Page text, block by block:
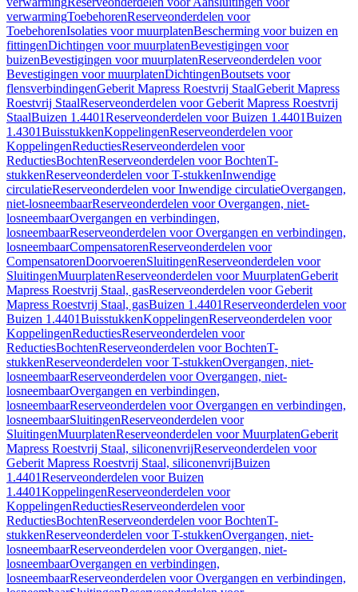
verwarmingToebehorenReserveonderdelen voor
ToebehorenIsolaties voor muurplatenBescherming voor buizen en
fittingenDichtingen voor muurplatenBevestigingen voor
buizenBevestigingen voor muurplatenReserveonderdelen voor
Bevestigingen voor muurplatenDichtingenBoutsets voor
flensverbindingenGeberit Mapress Roestvrij StaalGeberit Mapress
Roestvrij StaalReserveonderdelen voor Geberit Mapress Roestvrij
StaalBuizen 1.4401Reserveonderdelen voor Buizen 1.4401Buizen
1.4301BuisstukkenKoppelingenReserveonderdelen voor
KoppelingenReductiesReserveonderdelen voor
ReductiesBochtenReserveonderdelen voor BochtenT-
stukkenReserveonderdelen voor T-stukkenInwendige
circulatieReserveonderdelen voor Inwendige circulatieOvergangen,
niet-losneembaarReserveonderdelen voor Overgangen, niet-
losneembaarOvergangen en verbindingen,
losneembaarReserveonderdelen voor Overgangen en verbindingen,
losneembaarCompensatorenReserveonderdelen voor
CompensatorenDoorvoerenSluitingenReserveonderdelen voor
SluitingenMuurplatenReserveonderdelen voor MuurplatenGeberit
Mapress Roestvrij Staal, gasReserveonderdelen voor Geberit
Mapress Roestvrij Staal, gasBuizen 1.4401Reserveonderdelen voor
Buizen 1.4401BuisstukkenKoppelingenReserveonderdelen voor
KoppelingenReductiesReserveonderdelen voor
ReductiesBochtenReserveonderdelen voor BochtenT-
stukkenReserveonderdelen voor T-stukkenOvergangen, niet-
losneembaarReserveonderdelen voor Overgangen, niet-
losneembaarOvergangen en verbindingen,
losneembaarReserveonderdelen voor Overgangen en verbindingen,
losneembaarSluitingenReserveonderdelen voor
SluitingenMuurplatenReserveonderdelen voor MuurplatenGeberit
Mapress Roestvrij Staal, siliconenvrijReserveonderdelen voor
Geberit Mapress Roestvrij Staal, siliconenvrijBuizen
1.4401Reserveonderdelen voor Buizen
1.4401KoppelingenReserveonderdelen voor
KoppelingenReductiesReserveonderdelen voor
ReductiesBochtenReserveonderdelen voor BochtenT-
stukkenReserveonderdelen voor T-stukkenOvergangen, niet-
losneembaarReserveonderdelen voor Overgangen, niet-
losneembaarOvergangen en verbindingen,
losneembaarReserveonderdelen voor Overgangen en verbindingen,